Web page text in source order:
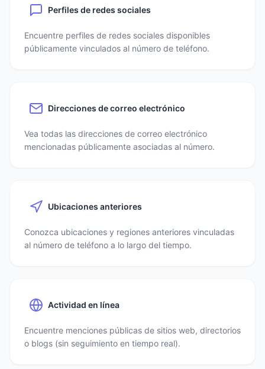
Perfiles de redes sociales
Encuentre perfiles de redes sociales disponibles
públicamente vinculados al número de teléfono.
Direcciones de correo electrónico
Vea todas las direcciones de correo electrónico
mencionadas públicamente asociadas al número.
Ubicaciones anteriores
Conozca ubicaciones y regiones anteriores vinculadas
al número de teléfono a lo largo del tiempo.
Actividad en línea
Encuentre menciones públicas de sitios web, directorios
o blogs (sin seguimiento en tiempo real).